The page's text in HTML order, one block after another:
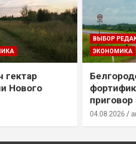
гектар
Нового
ВЫБОР
ЭКОНОМИКА
04.08.2026